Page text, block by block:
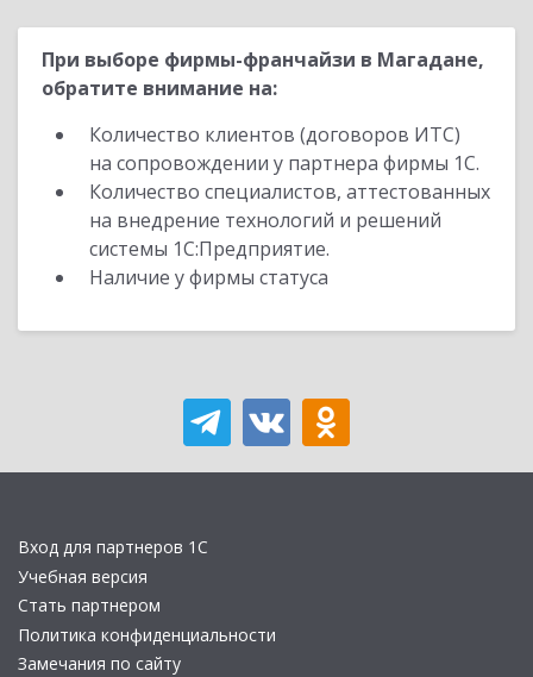
При выборе фирмы-франчайзи в Магадане,
обратите внимание на:
Количество клиентов (договоров ИТС)
на сопровождении у партнера фирмы 1С.
Количество специалистов, аттестованных
на внедрение технологий и решений
системы 1С:Предприятие.
Наличие у фирмы статуса
Вход для партнеров 1С
Учебная версия
Стать партнером
Политика конфиденциальности
Замечания по сайту